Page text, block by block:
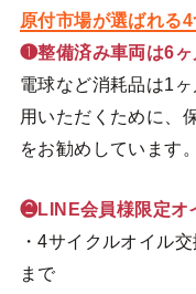
原付市場が選ばれる
❶整備済み車両は6ヶ
電球など消耗品は1
用いただくために、
をお勧めしています。
❷LINE会員様限定オ
・4サイクルオイル
まで